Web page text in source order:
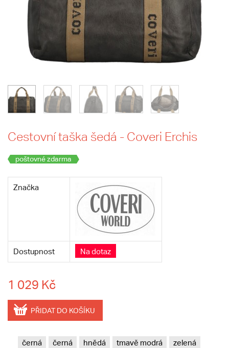
Cestovní taška šedá - Coveri Erchis
poštovné zdarma
Značka
Dostupnost Na dotaz
1 029 Kč
PŘIDAT DO KOŠÍKU
černá černá hnědá tmavě modrá
zelená